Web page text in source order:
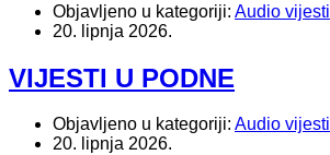
Objavljeno u kategoriji: Audio vijesti
20. lipnja 2026.
VIJESTI U PODNE
Objavljeno u kategoriji: Audio vijesti
20. lipnja 2026.